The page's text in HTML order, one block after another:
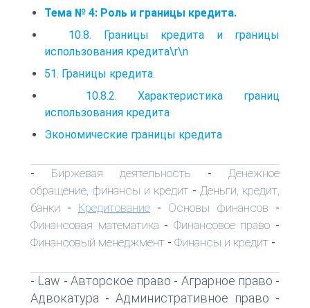
Тема № 4: Роль и границы кредита.
10.8. Границы кредита и границы
использования кредита\r\n
51. Границы кредита.
10.8.2. Характеристика границ
использования кредита
Экономические границы кредита
- Биржевая деятельность - Денежное
обращение, финансы и кредит - Деньги, кредит,
банки - Кредитование - Основы финансов -
Финансовая математика - Финансовое право -
Финансовый менеджмент - Финансы и кредит -
- Law - Авторское право - Аграрное право -
Адвокатура - Административное право -